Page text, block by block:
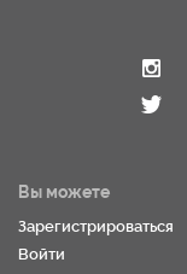
Вы можете
Зарегистрироваться
Войти